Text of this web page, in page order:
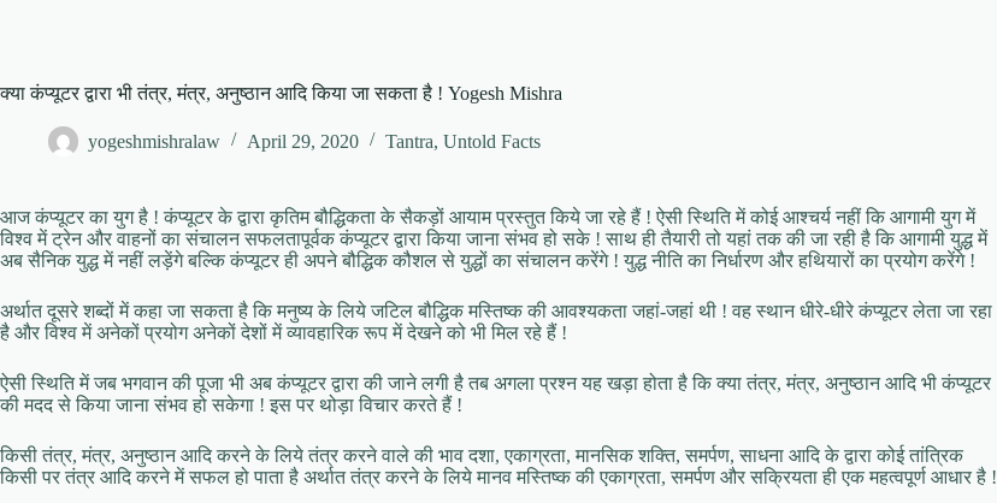
क्या कंप्यूटर द्वारा भी तंत्र, मंत्र, अनुष्ठान आदि किया जा सकता है ! Yogesh Mishra
yogeshmishralaw April 29, 2020 Tantra, Untold Facts
आज कंप्यूटर का युग है ! कंप्यूटर के द्वारा कृतिम बौद्धिकता के सैकड़ों आयाम प्रस्तुत किये जा रहे हैं ! ऐसी स्थिति में कोई आश्चर्य नहीं कि आगामी युग में
विश्व में ट्रेन और वाहनों का संचालन सफलतापूर्वक कंप्यूटर द्वारा किया जाना संभव हो सके ! साथ ही तैयारी तो यहां तक की जा रही है कि आगामी युद्ध में
अब सैनिक युद्ध में नहीं लड़ेंगे बल्कि कंप्यूटर ही अपने बौद्धिक कौशल से युद्धों का संचालन करेंगे ! युद्ध नीति का निर्धारण और हथियारों का प्रयोग करेंगे !
अर्थात दूसरे शब्दों में कहा जा सकता है कि मनुष्य के लिये जटिल बौद्धिक मस्तिष्क की आवश्यकता जहां-जहां थी ! वह स्थान धीरे-धीरे कंप्यूटर लेता जा रहा
है और विश्व में अनेकों प्रयोग अनेकों देशों में व्यावहारिक रूप में देखने को भी मिल रहे हैं !
ऐसी स्थिति में जब भगवान की पूजा भी अब कंप्यूटर द्वारा की जाने लगी है तब अगला प्रश्न यह खड़ा होता है कि क्या तंत्र, मंत्र, अनुष्ठान आदि भी कंप्यूटर
की मदद से किया जाना संभव हो सकेगा ! इस पर थोड़ा विचार करते हैं !
किसी तंत्र, मंत्र, अनुष्ठान आदि करने के लिये तंत्र करने वाले की भाव दशा, एकाग्रता, मानसिक शक्ति, समर्पण, साधना आदि के द्वारा कोई तांत्रिक
किसी पर तंत्र आदि करने में सफल हो पाता है अर्थात तंत्र करने के लिये मानव मस्तिष्क की एकाग्रता, समर्पण और सक्रियता ही एक महत्वपूर्ण आधार है !